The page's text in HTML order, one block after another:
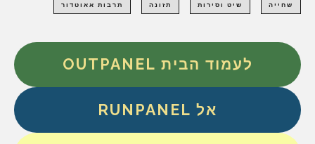
שחייה שיט וסירות תזונה תרבות אאוטדור
לעמוד הבית OUTPANEL
אל RUNPANEL